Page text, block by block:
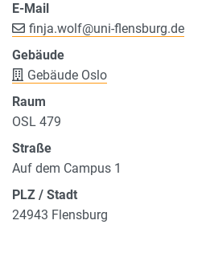
E-Mail
finja.wolf@uni-flensburg.de
Gebäude
Gebäude Oslo
Raum
OSL 479
Straße
Auf dem Campus 1
PLZ / Stadt
24943 Flensburg